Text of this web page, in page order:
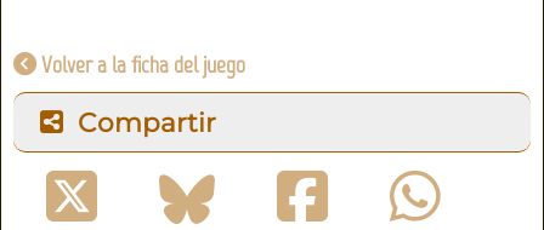
Volver a la ficha del juego
Compartir